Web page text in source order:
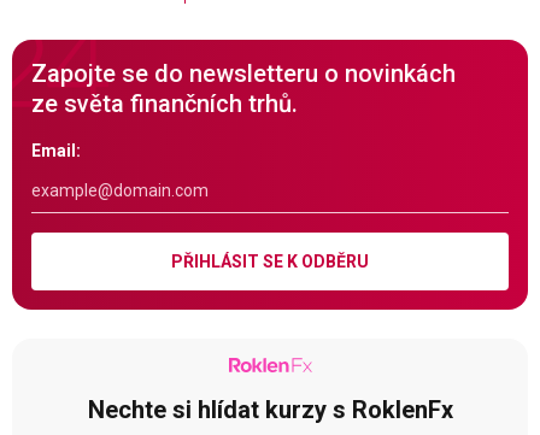
Zapojte se do newsletteru o novinkách
ze světa finančních trhů.
Email:
PŘIHLÁSIT SE K ODBĚRU
Nechte si hlídat kurzy s RoklenFx